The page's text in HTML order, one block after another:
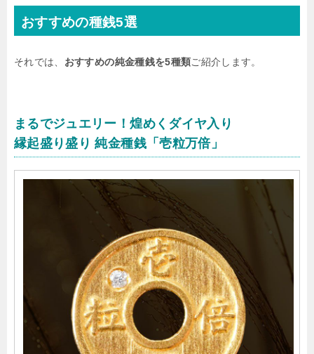
おすすめの種銭5選
それでは、 おすすめの純金種銭を5種類ご紹介します。
まるでジュエリー！煌めくダイヤ入り
縁起盛り盛り 純金種銭「壱粒万倍」